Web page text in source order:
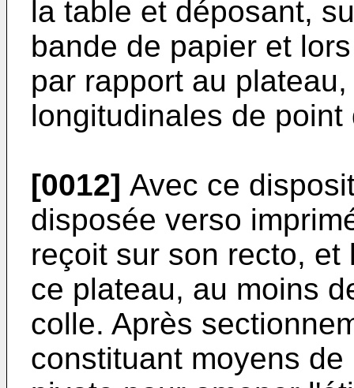
la table et déposant,
bande de papier et
par rapport au
longitudinales de point
[0012] Avec ce
disposée verso
reçoit sur son recto,
ce plateau, au moins
colle. Après
constituant moyens